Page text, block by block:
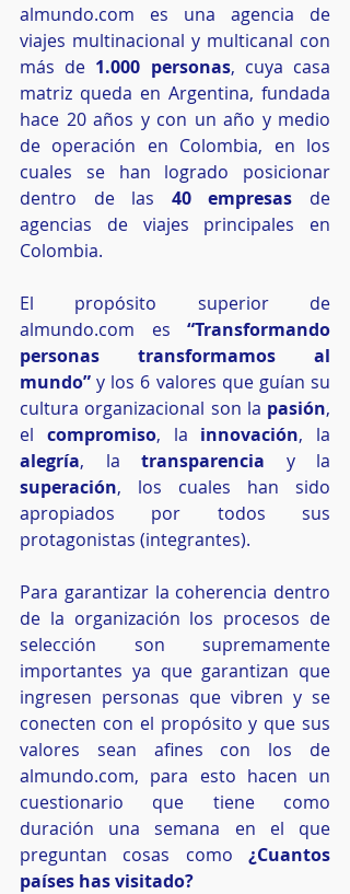
almundo.com es una agencia de
viajes multinacional y multicanal con
más de 1.000 personas, cuya casa
matriz queda en Argentina, fundada
hace 20 años y con un año y medio
de operación en Colombia, en los
cuales se han logrado posicionar
dentro de las 40 empresas de
agencias de viajes principales en
Colombia.
El propósito superior de
almundo.com es “Transformando
personas transformamos al
mundo” y los 6 valores que guían su
cultura organizacional son la pasión,
el compromiso, la innovación
alegría, la transparencia
superación, los cuales han sido
apropiados por todos sus
protagonistas (integrantes).
Para garantizar la coherencia dentro
de la organización los procesos de
selección son supremamente
importantes ya que garantizan que
ingresen personas que vibren y se
conecten con el propósito y que sus
valores sean afines con los de
almundo.com, para esto hacen un
cuestionario que tiene como
duración una semana en el que
preguntan cosas como ¿Cuantos
países has visitado?